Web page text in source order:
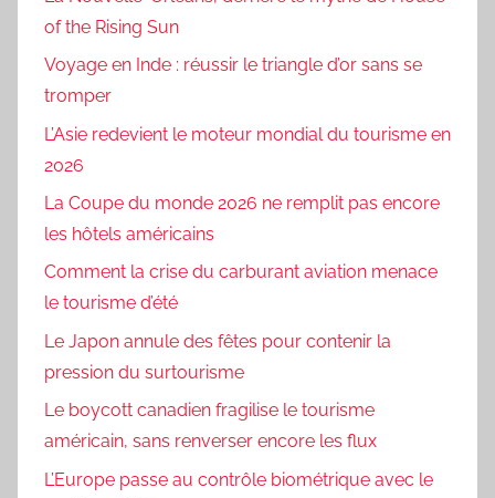
of the Rising Sun
Voyage en Inde : réussir le triangle d’or sans se
tromper
L’Asie redevient le moteur mondial du tourisme en
2026
La Coupe du monde 2026 ne remplit pas encore
les hôtels américains
Comment la crise du carburant aviation menace
le tourisme d’été
Le Japon annule des fêtes pour contenir la
pression du surtourisme
Le boycott canadien fragilise le tourisme
américain, sans renverser encore les flux
L’Europe passe au contrôle biométrique avec le